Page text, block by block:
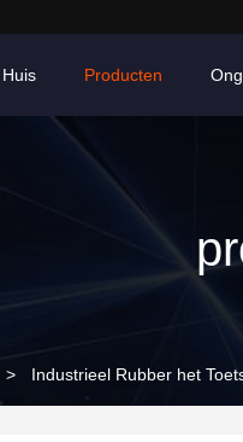
Huis Producten
> Industrieel Rubber het